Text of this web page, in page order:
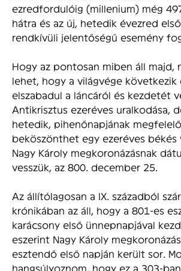
ezredfordulóig (millenium) még
hátra és az új, hetedik évezred
rendkívüli jelentőségű esemény
Hogy az pontosan miben áll majd,
lehet, hogy a világvége következik
elszabadul a láncáról és kezdetét
Antikrisztus ezeréves uralkodása,
hetedik, pihenőnapjának
beköszönthet egy ezeréves békés
Nagy Károly megkoronázásnak
vesszük, az 800. december 25.
Az állítólagosan a IX. századból
krónikában az áll, hogy a 801-es
karácsony első ünnepnapjával
eszerint Nagy Károly
esztendő első napján került sor.
hangsúlyoznom, hogy ez a 303-